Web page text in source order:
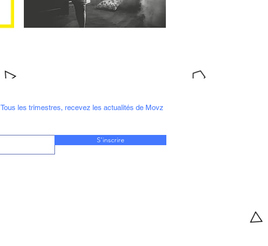
Tous les trimestres, recevez les actualités de Movz
S'inscrire